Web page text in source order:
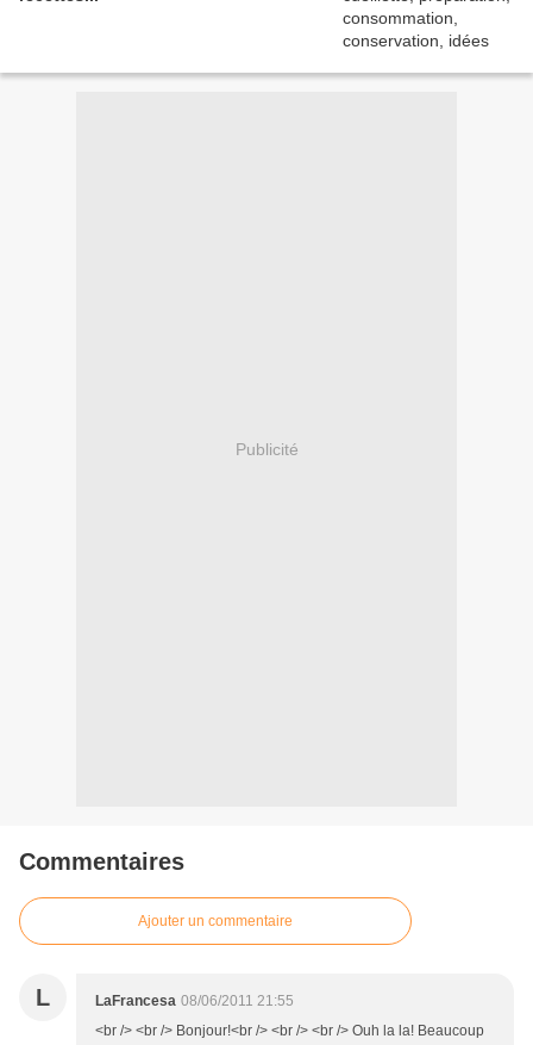
Publicité
Commentaires
Ajouter un commentaire
L LaFrancesa 08/06/2011 21:55
<br /> <br /> Bonjour!<br /> <br /> <br /> Ouh la la! Beaucoup